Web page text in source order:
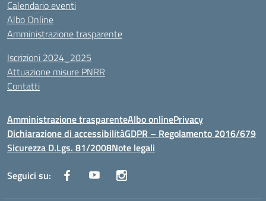
Calendario eventi
Albo Online
Amministrazione trasparente
Iscrizioni 2024_2025
Attuazione misure PNRR
Contatti
Amministrazione trasparenteAlbo onlinePrivacy
Dichiarazione di accessibilitàGDPR – Regolamento 2016/679
Sicurezza D.Lgs. 81/2008Note legali
Seguici su: